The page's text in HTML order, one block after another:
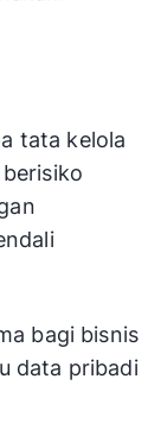
tata kelola
bagi bisnis
data pribadi